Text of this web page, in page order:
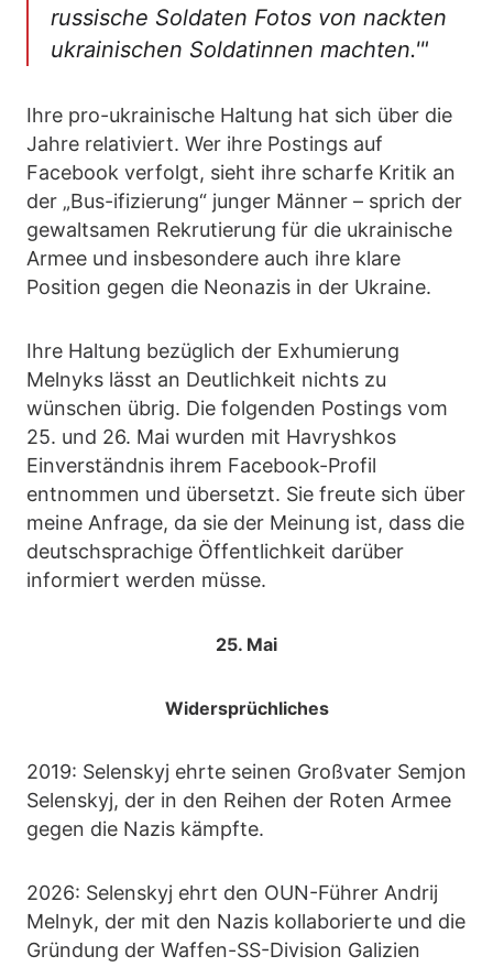
russische Soldaten Fotos von nackten
ukrainischen Soldatinnen machten.'"
Ihre pro-ukrainische Haltung hat sich über die
Jahre relativiert. Wer ihre Postings auf
Facebook verfolgt, sieht ihre scharfe Kritik an
der „Bus-ifizierung“ junger Männer – sprich der
gewaltsamen Rekrutierung für die ukrainische
Armee und insbesondere auch ihre klare
Position gegen die Neonazis in der Ukraine.
Ihre Haltung bezüglich der Exhumierung
Melnyks lässt an Deutlichkeit nichts zu
wünschen übrig. Die folgenden Postings vom
25. und 26. Mai wurden mit Havryshkos
Einverständnis ihrem Facebook-Profil
entnommen und übersetzt. Sie freute sich über
meine Anfrage, da sie der Meinung ist, dass die
deutschsprachige Öffentlichkeit darüber
informiert werden müsse.
25. Mai
Widersprüchliches
2019: Selenskyj ehrte seinen Großvater Semjon
Selenskyj, der in den Reihen der Roten Armee
gegen die Nazis kämpfte.
2026: Selenskyj ehrt den OUN-Führer Andrij
Melnyk, der mit den Nazis kollaborierte und die
Gründung der Waffen-SS-Division Galizien